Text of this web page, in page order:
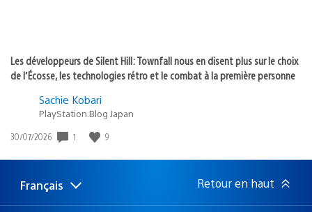
Les développeurs de Silent Hill: Townfall nous en disent plus sur le choix
de l’Écosse, les technologies rétro et le combat à la première personne
Sachie Kobari
PlayStation.Blog Japan
Date
publication
30/07/2026 1 9
Choisir
une
Région
actuelle
Français Retour en haut